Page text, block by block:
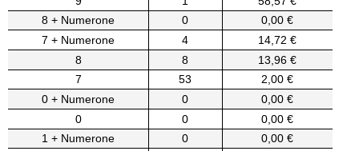
8 + Numerone
0
0,00 €
7 + Numerone
4
14,72 €
8
8
13,96 €
7
53
2,00 €
0 + Numerone
0
0,00 €
0
0
0,00 €
1 + Numerone
0
0,00 €